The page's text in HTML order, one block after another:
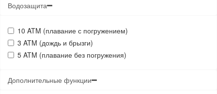
Водозащита
10 ATM (плавание с погружением)
3 ATM (дождь и брызги)
5 ATM (плавание без погружения)
Дополнительные функции